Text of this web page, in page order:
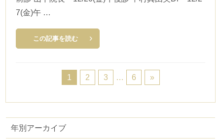
7(金)午 …
この記事を読む
1 2 3 … 6 »
年別アーカイブ